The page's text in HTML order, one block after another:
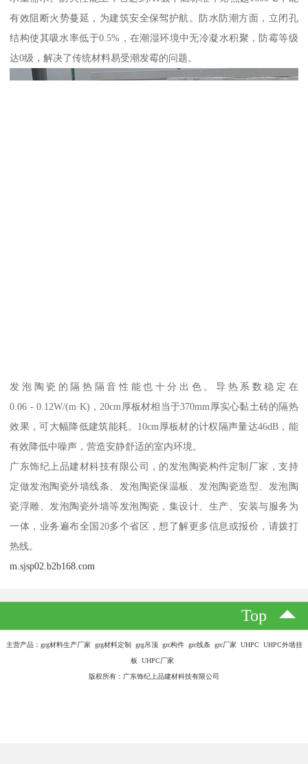
有效阻断火势蔓延，为建筑安全保驾护航。防水防潮方面，立闭孔
结构使其吸水率低于0.5%，在潮湿环境中无冷凝水积聚，防霉等级
达0级，解决了传统材料易受潮发霉的问题。
发泡陶瓷的隔热隔音性能也十分出色。导热系数稳定在
0.06 - 0.12W/(m·K)，20cm厚板材相当于370mm厚实心黏土砖的隔热
效果，可大幅降低建筑能耗。10cm厚板材的计权隔声量达46dB，能
有效降低中噪声，营造安静舒适的室内环境。
广东饰纪上品建材科技有限公司，的发泡陶瓷构件定制厂家，支持
定做发泡陶瓷外墙线条、发泡陶瓷保温板、发泡陶瓷造型、发泡陶
瓷浮雕、发泡陶瓷外墙等发泡陶瓷，集设计、生产、安装与服务为
一体，业务遍布全国20多个省区，想了解更多信息或报价，请拨打
热线。
m.sjsp02.b2b168.com
Top
主营产品：grg材料生产厂家 grg材料定制 grg吊顶 grc构件 grc线条 grc厂家 UHPC UHPC外墙挂
板 UHPC厂家
版权所有：广东饰纪上品建材科技有限公司